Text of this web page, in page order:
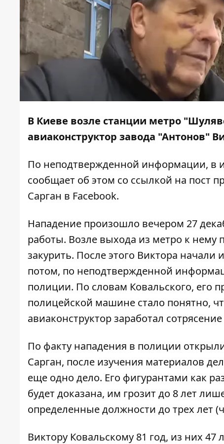
В Киеве возле станции метро
авиаконструктор завода "Антонов"
По неподтвержденной информации, в
сообщает об этом со ссылкой на пост
Сарган в Facebook.
Нападение произошло вечером 27
работы. Возле выхода из метро к нему
закурить. После этого Виктора
потом, по неподтвержденной
полиции. По словам Ковальского, его
полицейской машине стало понятно,
авиаконструктор заработал
По факту нападения в полиции
Сарган, после изучения материалов
еще одно дело. Его фигурантами как
будет доказана, им грозит до 8 лет
определенные должности до трех лет
Виктору Ковальскому 81 год, из них 47